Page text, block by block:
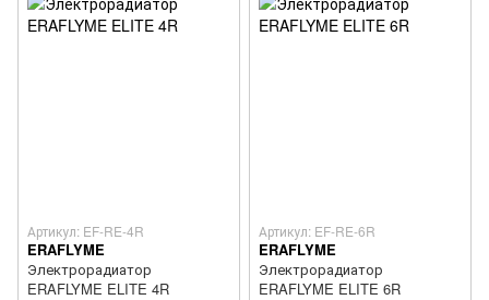
Артикул: EF-RE-4R
ERAFLYME
Электрорадиатор
ERAFLYME ELITE 4R
Артикул: EF-RE-6R
ERAFLYME
Электрорадиатор
ERAFLYME ELITE 6R